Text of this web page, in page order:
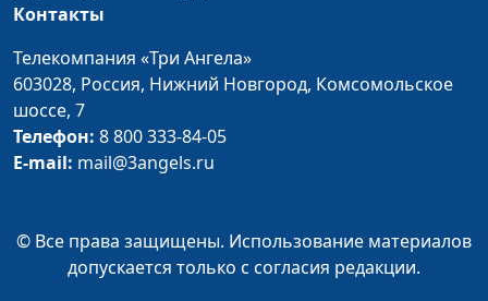
Контакты
Телекомпания «Три Ангела»
603028, Россия, Нижний Новгород, Комсомольское
шоссе, 7
Телефон: 8 800 333-84-05
E-mail: mail@3angels.ru
© Все права защищены. Использование материалов
допускается только с согласия редакции.